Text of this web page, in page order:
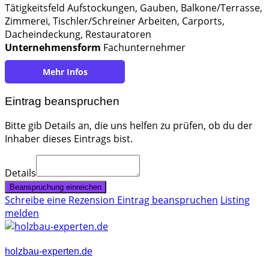
Tätigkeitsfeld Aufstockungen, Gauben, Balkone/Terrasse,
Zimmerei, Tischler/Schreiner Arbeiten, Carports,
Dacheindeckung, Restauratoren
Unternehmensform Fachunternehmer
https://www.zimmerei-plinke.de/de/
Eintrag beanspruchen
Bitte gib Details an, die uns helfen zu prüfen, ob du der
Inhaber dieses Eintrags bist.
Details
Beanspruchung einreichen
Schreibe eine Rezension Eintrag beanspruchen Listing
melden
holzbau-experten.de